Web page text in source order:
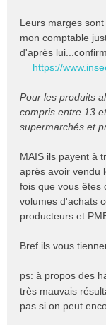
Leurs marges
mon comptable
d'après
https://
Pour les produits
compris entre 13
supermarchés et
MAIS ils payent à
après avoir vendu
fois que vous êtes
volumes d'achats
producteurs et
Bref ils vous
ps: à propos des
très mauvais
pas si on peut